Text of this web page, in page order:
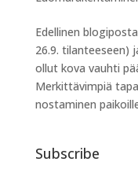
Edellinen
26.9. tilanteeseen)
ollut kova vauhti
Merkittävimpiä
nostaminen
Subscribe